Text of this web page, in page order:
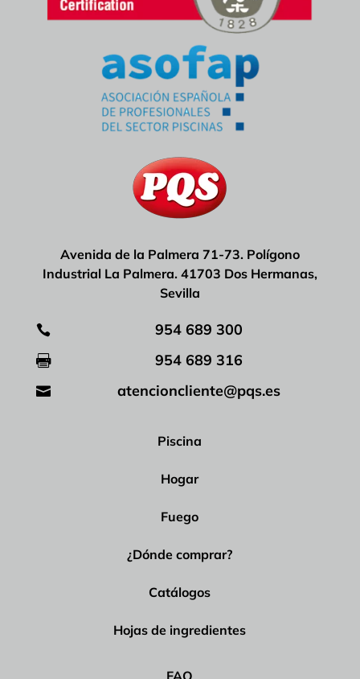
Avenida de la Palmera 71-73. Polígono
Industrial La Palmera. 41703 Dos Hermanas,
Sevilla
 954 689 300
 954 689 316
 atencioncliente@pqs.es
Piscina
Hogar
Fuego
¿Dónde comprar?
Catálogos
Hojas de ingredientes
FAQ